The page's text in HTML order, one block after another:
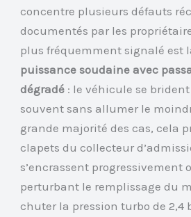
concentre plusieurs défauts
documentés par les
plus fréquemment signalé est
puissance soudaine avec
dégradé : le véhicule se
souvent sans allumer le
grande majorité des cas, cela
clapets du collecteur
s’encrassent progressivement
perturbant le remplissage du
chuter la pression turbo de 2,4